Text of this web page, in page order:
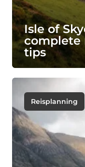
Isle of
complete
tips
Reisplanning